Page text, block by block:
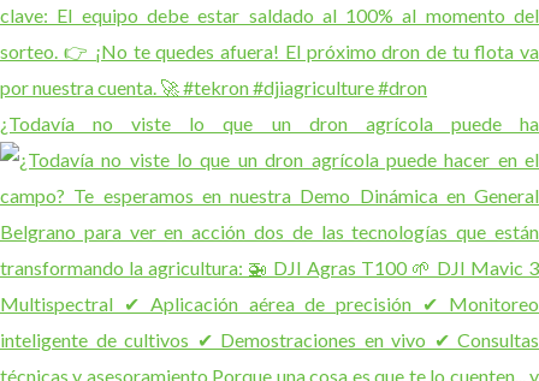
¿Todavía no viste lo que un dron agrícola puede ha